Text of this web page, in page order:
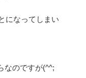
になってしまい
なのですが(^^;